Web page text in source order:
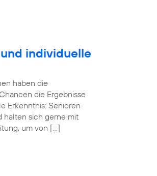
individuelle
haben die
die Ergebnisse
Erkenntnis: Senioren
halten sich gerne mit
um von […]